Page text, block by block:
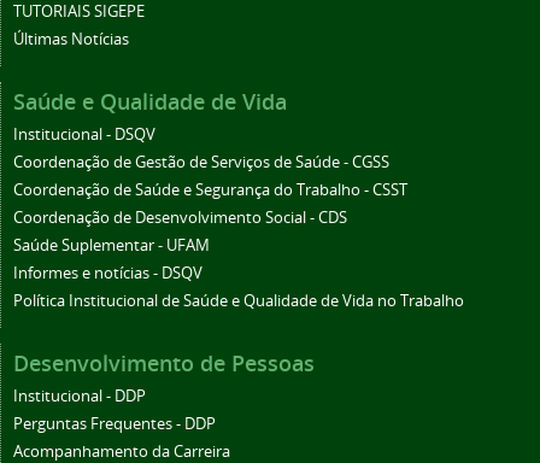
TUTORIAIS SIGEPE
Últimas Notícias
Saúde e Qualidade de Vida
Institucional - DSQV
Coordenação de Gestão de Serviços de Saúde - CGSS
Coordenação de Saúde e Segurança do Trabalho - CSST
Coordenação de Desenvolvimento Social - CDS
Saúde Suplementar - UFAM
Informes e notícias - DSQV
Política Institucional de Saúde e Qualidade de Vida no Trabalho
Desenvolvimento de Pessoas
Institucional - DDP
Perguntas Frequentes - DDP
Acompanhamento da Carreira